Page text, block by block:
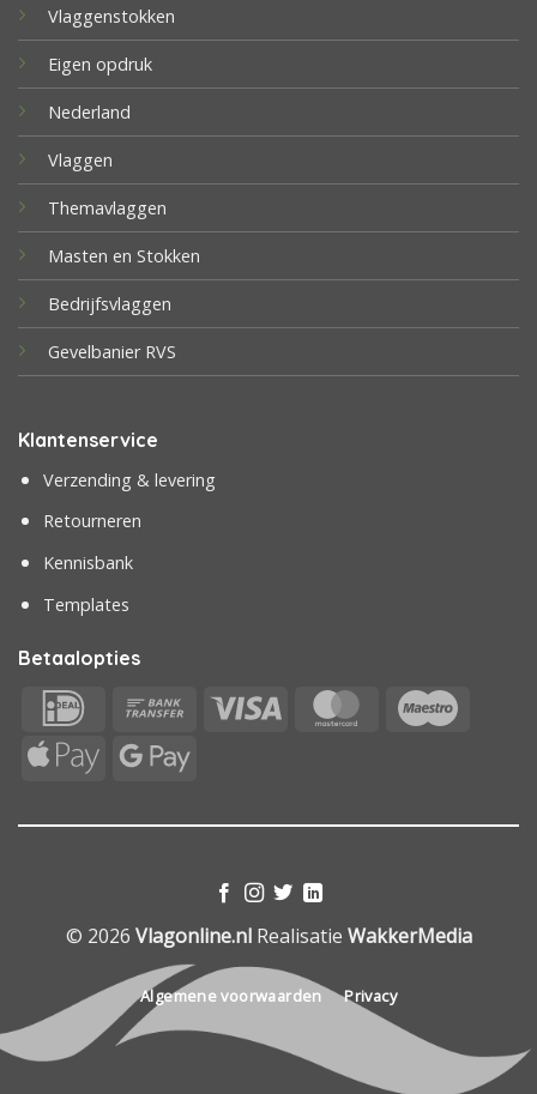
Vlaggenstokken
Eigen opdruk
Nederland
Vlaggen
Themavlaggen
Masten en Stokken
Bedrijfsvlaggen
Gevelbanier RVS
Klantenservice
Verzending & levering
Retourneren
Kennisbank
Templates
Betaalopties
IDeal
Bank
Visa MasterCard
Apple
Google
© 2026 Vlagonline.nlRealisatie WakkerMedia
Algemene voorwaarden Privacy